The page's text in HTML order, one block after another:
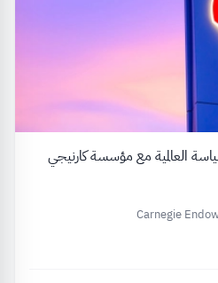
العالمية مع مؤسسة كارنيجي
Carnegie